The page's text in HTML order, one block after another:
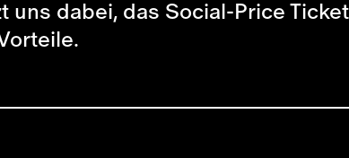
uns dabei, das Social-Price